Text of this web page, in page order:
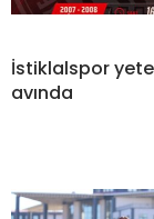
İstiklalspor
avında